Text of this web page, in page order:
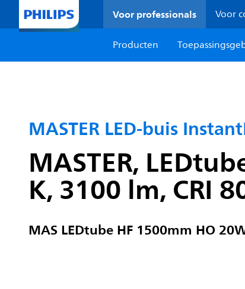
Voor professionals Voor
Producten
MASTER LED-buis
MASTER,
K, 3100 lm, CRI
MAS LEDtube HF 1500mm HO